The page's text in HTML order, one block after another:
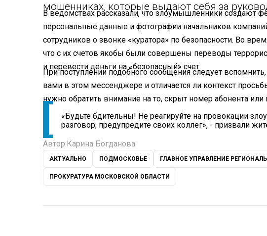
мошенниках, которые выдают себя за
В ведомствах рассказали, что злоумышленники создают
персональные данные и фотографии начальников
сотрудников о звонке «куратора» по безопасности. Во
что с их счетов якобы были совершены переводы
и перевести деньги на «безопасный» счет.
При поступлении подобного сообщения следует
вами в этом мессенджере и отличается ли контекст
нужно обратить внимание на то, скрыт номер абонента или
«Будьте бдительны! Не реагируйте на провокации
разговор; предупредите своих коллег», - призвали
Автор: Карина Богданова
АКТУАЛЬНО ПОДМОСКОВЬЕ ГЛАВНОЕ УПРАВЛЕНИЕ
ПРОКУРАТУРА МОСКОВСКОЙ ОБЛАСТИ